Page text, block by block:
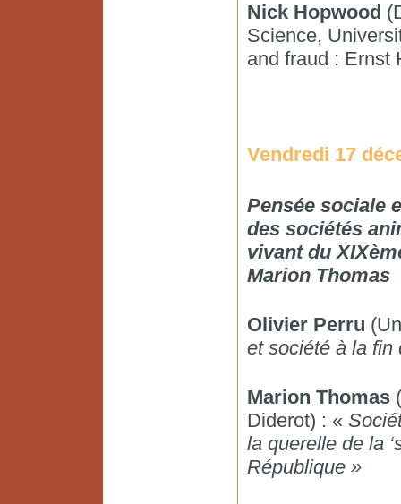
Nick Hopwood
Science,
and fraud : Ernst
Vendredi 17
Pensée sociale
des sociétés
vivant du
Marion Thomas
Olivier Perru
et société à la fin
Marion Thomas
Diderot) : «
la querelle de la
République »